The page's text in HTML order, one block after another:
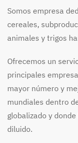
Somos empresa
cereales,
animales y trigos
Ofrecemos un
principales
mayor número y
mundiales dentro
globalizado y
diluido.